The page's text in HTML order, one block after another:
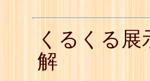
くるくる
解